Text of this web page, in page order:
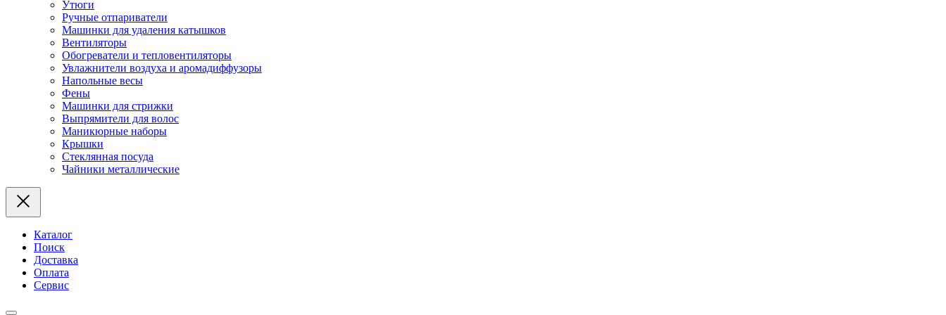
Утюги
Ручные отпариватели
Машинки для удаления катышков
Вентиляторы
Обогреватели и тепловентиляторы
Увлажнители воздуха и аромадиффузоры
Напольные весы
Фены
Машинки для стрижки
Выпрямители для волос
Маникюрные наборы
Крышки
Стеклянная посуда
Чайники металлические
Каталог
Поиск
Доставка
Оплата
Сервис